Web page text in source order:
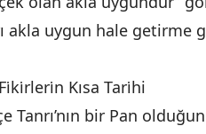
akla uygun hale getirme
Kısa Tari̇hi
Tanrı’nın bir Pan